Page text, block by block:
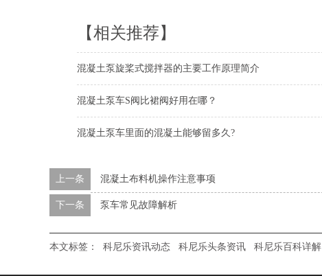
【相关推荐】
混凝土泵旋桨式搅拌器的主要工作原理简介
混凝土泵车S阀比裙阀好用在哪？
混凝土泵车里面的混凝土能够留多久?
上一条 混凝土布料机操作注意事项
下一条 泵车常见故障解析
本文标签： 科尼乐资讯动态 科尼乐头条资讯 科尼乐百科详解